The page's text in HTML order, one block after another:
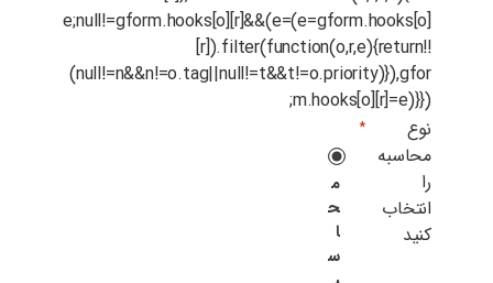
e;null!=gform.hooks[o][r]&&(e=(e=gform.hooks[o]
[r]).filter(function(o,r,e){return!!
(null!=n&&n!=o.tag||null!=t&&t!=o.priority)}),gfor
m.hooks[o][r]=e)}});
نوع
محاسبه
را
انتخاب
کنید
*
م
ح
ا
س